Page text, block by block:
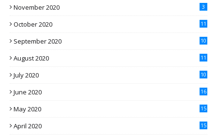
November 2020 3
October 2020 11
September 2020 10
August 2020 11
July 2020 10
June 2020 16
May 2020 15
April 2020 15